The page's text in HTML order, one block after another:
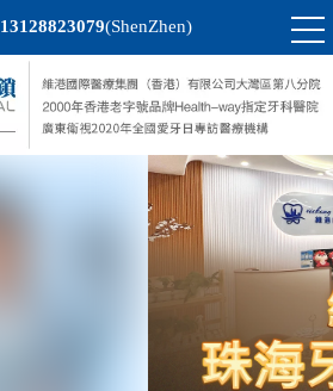
13128823079(ShenZhen)